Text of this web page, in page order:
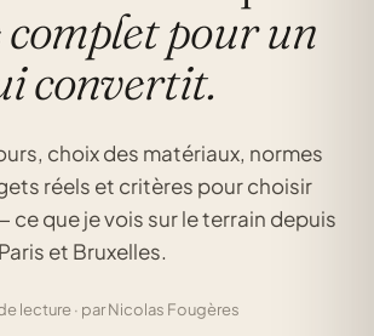
complet pour un
convertit.
choix des matériaux, normes
réels et critères pour choisir
ce que je vois sur le terrain depuis
et Bruxelles.
lecture · par Nicolas Fougères